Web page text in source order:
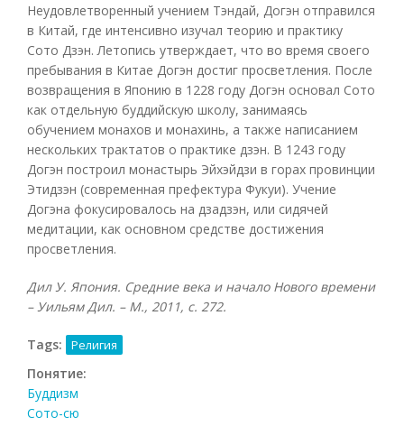
Неудовлетворенный учением Тэндай, Догэн отправился
в Китай, где интенсивно изучал теорию и практику
Сото Дзэн. Летопись утверждает, что во время своего
пребывания в Китае Догэн достиг просветления. После
возвращения в Японию в 1228 году Догэн основал Сото
как отдельную буддийскую школу, занимаясь
обучением монахов и монахинь, а также написанием
нескольких трактатов о практике дзэн. В 1243 году
Догэн построил монастырь Эйхэйдзи в горах провинции
Этидзэн (современная префектура Фукуи). Учение
Догэна фокусировалось на дзадзэн, или сидячей
медитации, как основном средстве достижения
просветления.
Дил У. Япония. Средние века и начало Нового времени
– Уильям Дил. – М., 2011, с. 272.
Tags: Религия
Понятие:
Буддизм
Сото-сю